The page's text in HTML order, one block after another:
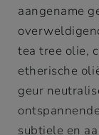
aangename
tea tree olie,
etherische
geur
subtiele en